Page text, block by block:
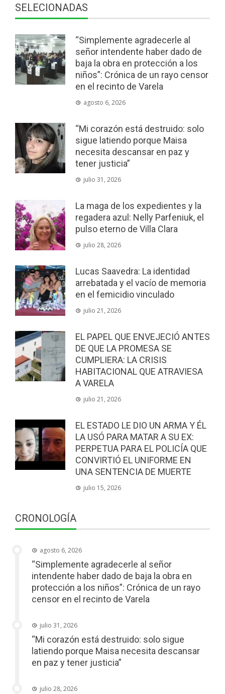
SELECIONADAS
“Simplemente agradecerle al
señor intendente haber dado de
baja la obra en protección a los
niños”: Crónica de un rayo censor
en el recinto de Varela
agosto 6, 2026
“Mi corazón está destruido: solo
sigue latiendo porque Maisa
necesita descansar en paz y
tener justicia”
julio 31, 2026
La maga de los expedientes y la
regadera azul: Nelly Parfeniuk, el
pulso eterno de Villa Clara
julio 28, 2026
Lucas Saavedra: La identidad
arrebatada y el vacío de memoria
en el femicidio vinculado
julio 21, 2026
EL PAPEL QUE ENVEJECIÓ ANTES
DE QUE LA PROMESA SE
CUMPLIERA: LA CRISIS
HABITACIONAL QUE ATRAVIESA
A VARELA
julio 21, 2026
EL ESTADO LE DIO UN ARMA Y ÉL
LA USÓ PARA MATAR A SU EX:
PERPETUA PARA EL POLICÍA QUE
CONVIRTIÓ EL UNIFORME EN
UNA SENTENCIA DE MUERTE
julio 15, 2026
CRONOLOGÍA
agosto 6, 2026
“Simplemente agradecerle al señor
intendente haber dado de baja la obra en
protección a los niños”: Crónica de un rayo
censor en el recinto de Varela
julio 31, 2026
“Mi corazón está destruido: solo sigue
latiendo porque Maisa necesita descansar
en paz y tener justicia”
julio 28, 2026